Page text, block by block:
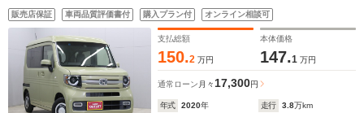
ントロール LEDヘッドライト LEDフォグランプ ステアリング
リモコン クリアランスソナー エンジンスターター ホンダセン
シング
販売店保証 車両品質評価書付 購入プラン付 オンライン相談可
支払総額
150.2 万円
本体価格
147.1 万円
通常ローン 月々 17,300円
年式 2020年 走行 3.8万km